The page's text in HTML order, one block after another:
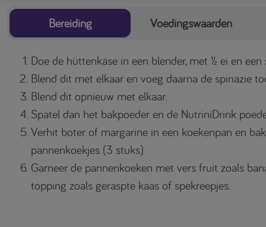
Bereiding Voedingswaarden
Doe de hüttenkäse in een blender, met ½ ei en
Blend dit met elkaar en voeg daarna de spinazie
Blend dit opnieuw met elkaar.
Spatel dan het bakpoeder en de NutriniDrink
Verhit boter of margarine in een koekenpan en
pannenkoekjes (3 stuks).
Garneer de pannenkoeken met vers fruit zoals
topping zoals geraspte kaas of spekreepjes.